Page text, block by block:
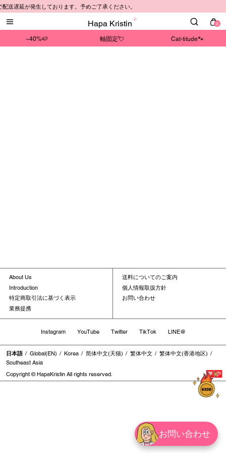
お問い合わせ
Hapa Kristin 0
~40%🍉 軸固定💘 Cat-titude🐾
送遅延が発生しております。予めご了承ください。
About Us
Introduction
特定商取引法に基づく表示
業務提携
送料についてのご案内
個人情報取扱方針
お問い合わせ
Instagram YouTube Twitter TikTok LINE@
日本語 Global(EN) Korea 简体中文(天猫) 繁体中文
繁体中文(香港地区)
Southeast Asia
Copyright © HapaKristin All rights reserved.